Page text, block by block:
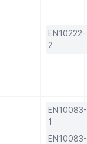
EN10222-
2
EN10083-
1
EN10083-